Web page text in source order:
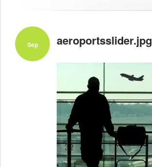
Sep aeroportsslider.jpg